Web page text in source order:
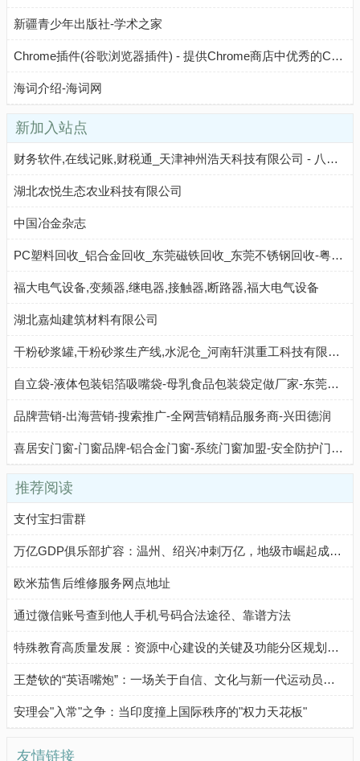
新疆青少年出版社-学术之家
Chrome插件(谷歌浏览器插件) - 提供Chrome商店中优秀的Chrome插件推荐与下载服务
海词介绍-海词网
新加入站点
财务软件,在线记账,财税通_天津神州浩天科技有限公司 - 八方资源网
湖北农悦生态农业科技有限公司
中国冶金杂志
PC塑料回收_铝合金回收_东莞磁铁回收_东莞不锈钢回收-粤宏 - 八方资源网
福大电气设备,变频器,继电器,接触器,断路器,福大电气设备
湖北嘉灿建筑材料有限公司
干粉砂浆罐,干粉砂浆生产线,水泥仓_河南轩淇重工科技有限公司 - 八方资源网
自立袋-液体包装铝箔吸嘴袋-母乳食品包装袋定做厂家-东莞市华迪包装制品有限公司
品牌营销-出海营销-搜索推广-全网营销精品服务商-兴田德润
喜居安门窗-门窗品牌-铝合金门窗-系统门窗加盟-安全防护门窗-静音门窗
推荐阅读
支付宝扫雷群
万亿GDP俱乐部扩容：温州、绍兴冲刺万亿，地级市崛起成新引擎
欧米茄售后维修服务网点地址
通过微信账号查到他人手机号码合法途径、靠谱方法
特殊教育高质量发展：资源中心建设的关键及功能分区规划要点
王楚钦的“英语嘴炮”：一场关于自信、文化与新一代运动员气质的生动注脚
安理会"入常"之争：当印度撞上国际秩序的"权力天花板"
友情链接